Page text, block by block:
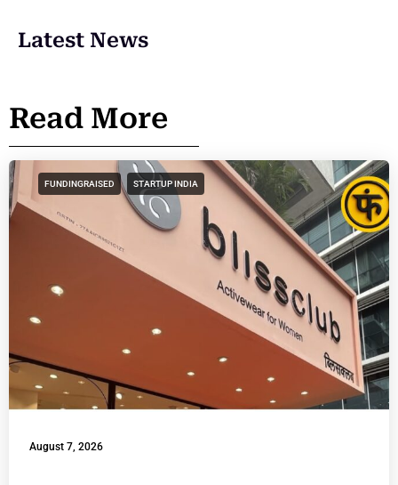
Latest News
Read More
FUNDINGRAISED STARTUP INDIA
August 7, 2026